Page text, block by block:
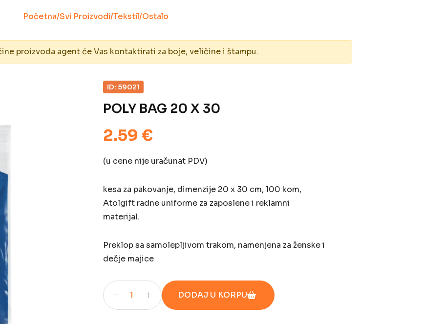
Početna/Svi Proizvodi/Tekstil/Ostalo
proizvoda agent će Vas kontaktirati za boje, veličine i štampu.
ID: 59021
POLY BAG 20 X 30
2.59 €
(u cene nije uračunat PDV)
kesa za pakovanje, dimenzije 20 x 30 cm, 100 kom,
Atolgift radne uniforme za zaposlene i reklamni
materijal.
Preklop sa samolepljivom trakom, namenjena za ženske i
dečje majice
DODAJ U KORPU